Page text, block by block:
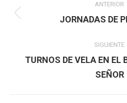
entre
ANTERIOR
JORNADAS DE
SIGUIENTE
TURNOS DE VELA EN EL
SEÑOR